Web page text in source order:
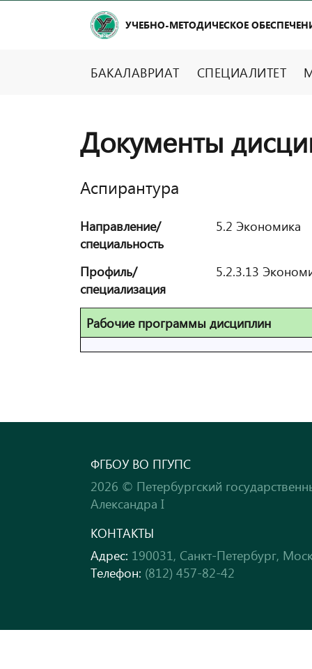
УЧЕБНО-МЕТОДИЧЕСКОЕ
БАКАЛАВРИАТ СПЕЦИАЛИТЕТ
Документы
Аспирантура
Направление/
специальность
5.2 Экономика
Профиль/
специализация
5.2.3.13
Рабочие программы дисциплин
ФГБОУ ВО ПГУПС
2026 © Петербургский
Александра I
КОНТАКТЫ
Адрес: 190031, Санкт-Петербург,
Телефон: (812) 457-82-42